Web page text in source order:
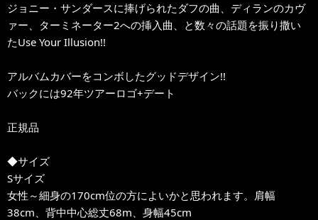
ジョニー・サンダースに捧げられたダフの曲、ディランのカヴ
ァー、ターミネーター2への挿入曲、と数々の話題を振り撒い
たUse Your Illusion!!
アルバムカバーをコンボしたグッドデザイン!!
バックには92年ツアーロゴ+デート
正規品
◆サイズ
Sサイズ
女性～細身の170cm位の方によいかと思われます。肩幅
38cm、背中中心総丈68m、身幅45cm